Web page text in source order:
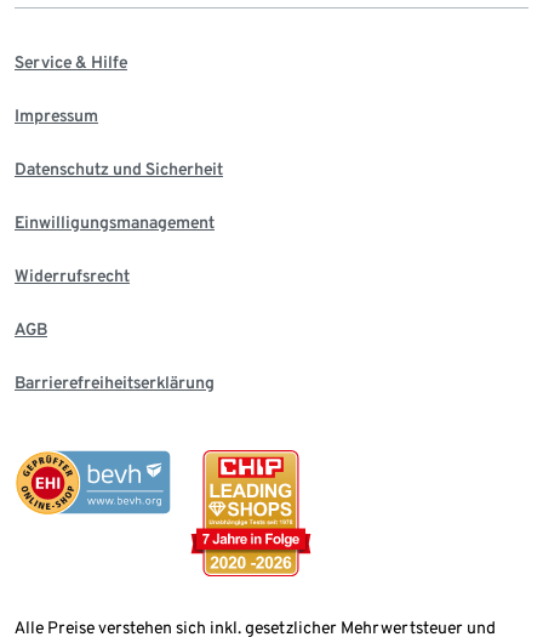
Service & Hilfe
Impressum
Datenschutz und Sicherheit
Einwilligungsmanagement
Widerrufsrecht
AGB
Barrierefreiheitserklärung
Alle Preise verstehen sich inkl. gesetzlicher Mehrwertsteuer und